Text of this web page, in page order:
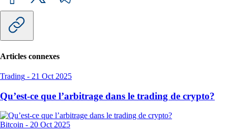
Articles connexes
Trading - 21 Oct 2025
Qu’est-ce que l’arbitrage dans le trading de crypto?
Bitcoin - 20 Oct 2025